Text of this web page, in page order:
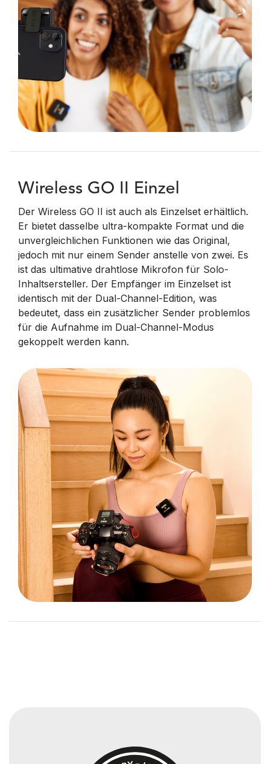
Wireless GO II Einzel
Der Wireless GO II ist auch als Einzelset erhältlich.
Er bietet dasselbe ultra-kompakte Format und die
unvergleichlichen Funktionen wie das Original,
jedoch mit nur einem Sender anstelle von zwei. Es
ist das ultimative drahtlose Mikrofon für Solo-
Inhaltsersteller. Der Empfänger im Einzelset ist
identisch mit der Dual-Channel-Edition, was
bedeutet, dass ein zusätzlicher Sender problemlos
für die Aufnahme im Dual-Channel-Modus
gekoppelt werden kann.